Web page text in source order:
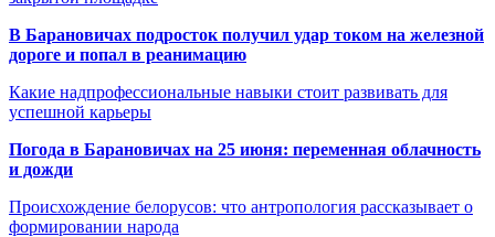
В Барановичах подросток получил удар током на железной
дороге и попал в реанимацию
Какие надпрофессиональные навыки стоит развивать для
успешной карьеры
Погода в Барановичах на 25 июня: переменная облачность
и дожди
Происхождение белорусов: что антропология рассказывает о
формировании народа